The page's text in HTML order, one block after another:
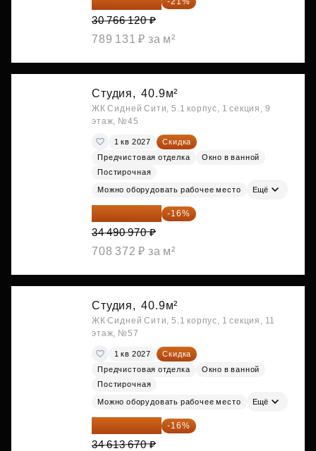
30 766 120 ₽
789 131 ₽ за м²
Студия, 40.9м²
ЖК Сидней Сити, 5.1 корпус, 1 секция, 9
этаж, №45
1 кв 2027
Скидка
Предчистовая отделка
Окно в ванной
Постирочная
Можно оборудовать рабочее место Ещё
28 972 415 ₽ -16%
34 490 970 ₽
708 372 ₽ за м²
Студия, 40.9м²
ЖК Сидней Сити, 5.1 корпус, 1 секция, 11
этаж, №57
1 кв 2027
Скидка
Предчистовая отделка
Окно в ванной
Постирочная
Можно оборудовать рабочее место Ещё
29 075 483 ₽ -16%
34 613 670 ₽